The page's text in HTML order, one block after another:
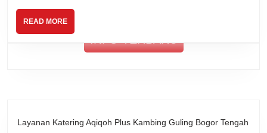
READ MOREREAD
MORE
Layanan Katering Aqiqoh Plus Kambing Guling Bogor Tengah